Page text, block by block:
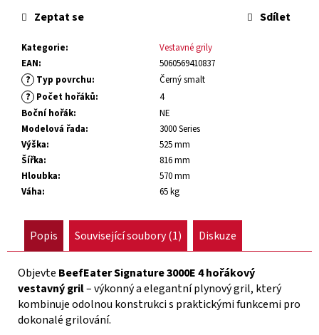
Kategorie:
Vestavné grily
EAN: 5060569410837
? Typ povrchu: Černý smalt
? Počet hořáků:
4
Boční hořák:
NE
Modelová řada:
3000 Series
Výška:
525 mm
Šířka:
816 mm
Hloubka:
570 mm
Váha: 65 kg
Zeptat se Sdílet
Popis Související soubory (1) Diskuze
Objevte BeefEater Signature 3000E 4 hořákový
vestavný gril– výkonný a elegantní plynový gril, který
kombinuje odolnou konstrukci s praktickými funkcemi pro
dokonalé grilování.
m
VESTAVNÝ
PLYNOVÝ
GRIL
1500
SERIES
HOŘÁKŮ
25
491
Kč
Původně:
990
Kč